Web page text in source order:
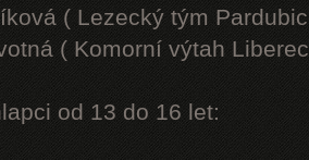
( Lezecký tým
( Komorní výtah
od 13 do 16 let: